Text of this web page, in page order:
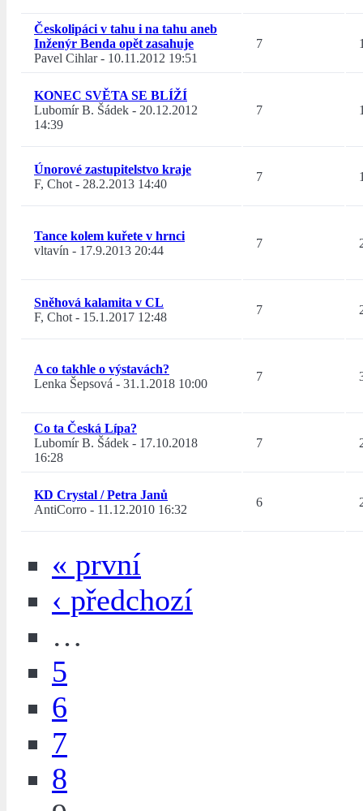
Českolipáci v tahu i na tahu aneb
Inženýr Benda opět zasahuje
Pavel Cihlar- 10.11.2012 19:51
7
KONEC SVĚTA SE BLÍŽÍ
Lubomír B. Šádek - 20.12.2012
14:39
7
Únorové zastupitelstvo kraje
F, Chot- 28.2.2013 14:40
7
Tance kolem kuřete v hrnci
vltavín - 17.9.2013 20:44
7
Sněhová kalamita v CL
F, Chot- 15.1.2017 12:48
7
A co takhle o výstavách?
Lenka Šepsová - 31.1.2018 10:00
7
Co ta Česká Lípa?
Lubomír B. Šádek - 17.10.2018
16:28
7
KD Crystal / Petra Janů
AntiCorro - 11.12.2010 16:32
6
« první
‹ předchozí
…
5
6
7
8